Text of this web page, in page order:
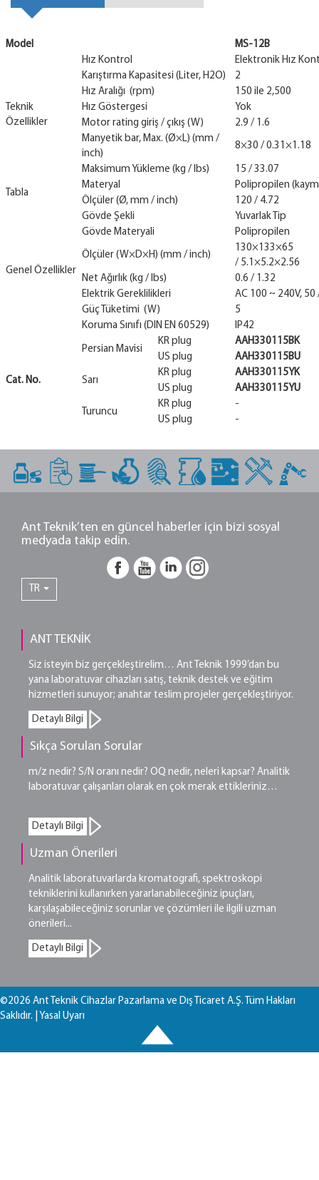
Model MS-12B
Teknik
Özellikler
Hız Kontrol
Elektronik Hız
Karıştırma Kapasitesi (Liter, H2O)
2
Hız Aralığı (rpm)
150 ile 2,500
Hız Göstergesi
Yok
Motor rating giriş / çıkış (W)
2.9 / 1.6
Manyetik bar, Max. (Ø×L) (mm /
inch)
8×30 / 0.31×1.18
Maksimum Yükleme (kg / lbs) 15 / 33.07
Tabla
Materyal
Polipropilen
Ölçüler (Ø, mm / inch)
120 / 4.72
Genel Özellikler
Gövde Şekli
Yuvarlak Tip
Gövde Materyali
Polipropilen
Ölçüler (W×D×H) (mm / inch)
130×133×65
/ 5.1×5.2×2.56
Net Ağırlık (kg / lbs)
0.6 / 1.32
Elektrik Gereklilikleri
AC 100 ~ 240V,
Güç Tüketimi (W)
5
Koruma Sınıfı (DIN EN 60529)
IP42
Cat. No.
Persian Mavisi
KR plug
AAH330115BK
US plug
AAH330115BU
Sarı
KR plug
AAH330115YK
US plug
AAH330115YU
Turuncu
KR plug
-
US plug
-
Ant Teknik’ten en güncel haberler için bizi sosyal
medyada takip edin.
TR
ANT TEKNİK
Siz isteyin biz gerçekleştirelim… Ant Teknik 1999’dan bu
yana laboratuvar cihazları satış, teknik destek ve eğitim
hizmetleri sunuyor; anahtar teslim projeler gerçekleştiriyor.
Detaylı Bilgi
Sıkça Sorulan Sorular
m/z nedir? S/N oranı nedir? OQ nedir, neleri kapsar? Analitik
laboratuvar çalışanları olarak en çok merak ettikleriniz…
Detaylı Bilgi
Uzman Önerileri
Analitik laboratuvarlarda kromatografi, spektroskopi
tekniklerini kullanırken yararlanabileceğiniz ipuçları,
karşılaşabileceğiniz sorunlar ve çözümleri ile ilgili uzman
önerileri...
Detaylı Bilgi
©2026 Ant Teknik Cihazlar Pazarlama ve Dış Ticaret A.Ş. Tüm Hakları
Saklıdır. | Yasal Uyarı